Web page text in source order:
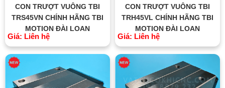
CON TRƯỢT VUÔNG TBI
TRS45VN CHÍNH HÃNG TBI
MOTION ĐÀI LOAN
Giá: Liên hệ
CON TRƯỢT VUÔNG TBI
TRH45VL CHÍNH HÃNG TBI
MOTION ĐÀI LOAN
Giá: Liên hệ